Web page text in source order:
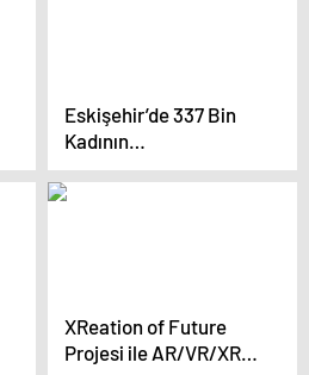
Eskişehir’de 337 Bin
Kadının
Bilinçlendirilmesi
Hedefleniyor
XReation of Future
Projesi ile AR/VR/XR